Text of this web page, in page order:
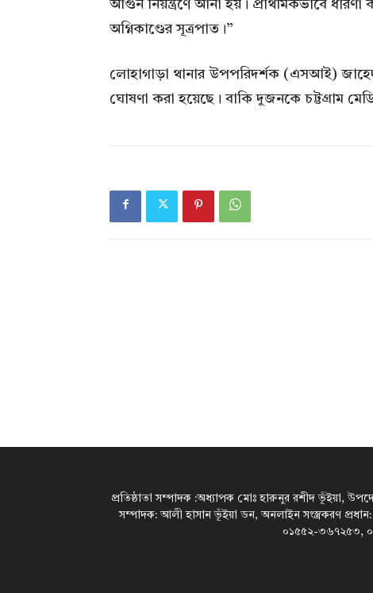
আগুন নিয়ন্ত্রণে আনা হয়। প্রাথমিকভাবে ধারণা
অগ্নিকাণ্ডের সূত্রপাত।”
লোহাগাড়া থানার উপপরিদর্শক (এসআই)
ঘোষণা করা হয়েছে। বাকি দুজনকে চট্টগ্রাম
প্রতিষ্ঠাতা সম্পাদক :অধ্যাপক মোঃ হারুনুর রশীদ ভূঁইয়া,
সম্পাদক: আলী হাসান ভূঁইয়া ডন, অনলাইন সংস্ত্রকরণ
০১৫৫২-৩৬৭২৫৩,